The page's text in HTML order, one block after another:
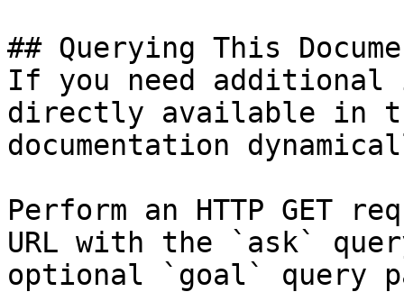
## Querying This
If you need
directly available in
documentation
Perform an HTTP GET
URL with the `ask`
optional `goal` query